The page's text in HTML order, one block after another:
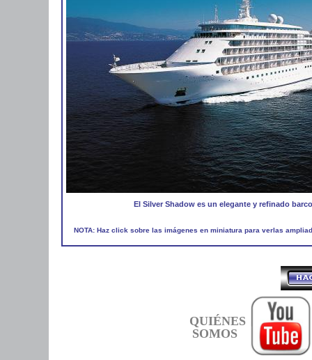
El Silver Shadow es un elegante y refinado
NOTA: Haz click sobre las imágenes en miniatura para verlas
QUIÉNES
SOMOS